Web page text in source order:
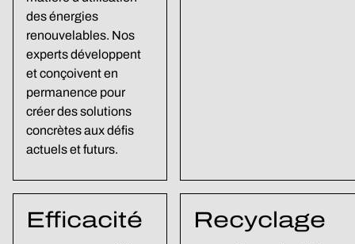
des énergies
renouvelables. Nos
experts développent
et conçoivent en
permanence pour
créer des solutions
concrètes aux défis
actuels et futurs.
Efficacité Recyclage